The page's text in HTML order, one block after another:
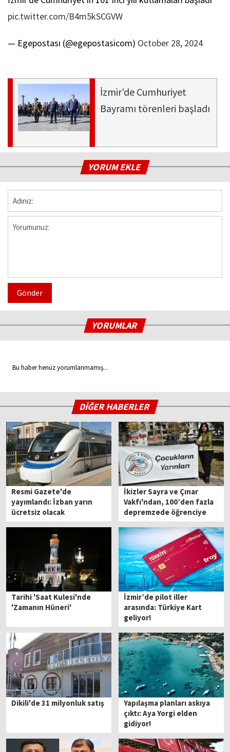
pic.twitter.com/B4m5kSCGVW
— Egepostası (@egepostasicom) October 28, 2024
İzmir’de Cumhuriyet
Bayramı törenleri başladı
YORUM EKLE
Gönder
YORUMLAR
Bu haber henüz yorumlanmamış...
DİĞER HABERLER
Resmi Gazete'de
yayımlandı: İzban yarın
ücretsiz olacak
İkizler Sayra ve Çınar
Vakfı'ndan, 100’den fazla
depremzede öğrenciye
eğitim bursu
Tarihi 'Saat Kulesi'nde
'Zamanın Hüneri'
İzmir’de pilot iller
arasında: Türkiye Kart
geliyor!
Dikili'de 31 milyonluk satış
Yapılaşma planları askıya
çıktı: Aya Yorgi elden
gidiyor!